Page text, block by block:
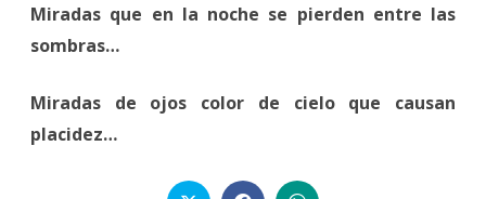
Miradas que en la noche se pierden entre las
sombras…
Miradas de ojos color de cielo que causan
placidez…